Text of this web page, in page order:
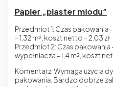
Papier „plaster miodu”
Przedmiot 1: Czas pakowania
– 1,32 m², koszt netto – 2,03 zł
Przedmiot 2: Czas pakowania
wypełniacza – 1,4 m², koszt
Komentarz: Wymaga użycia
pakowania. Bardzo dobrze